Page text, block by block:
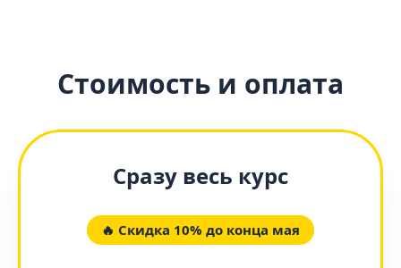
Стоимость и оплата
Сразу весь курс
🔥 Скидка 10% до конца мая